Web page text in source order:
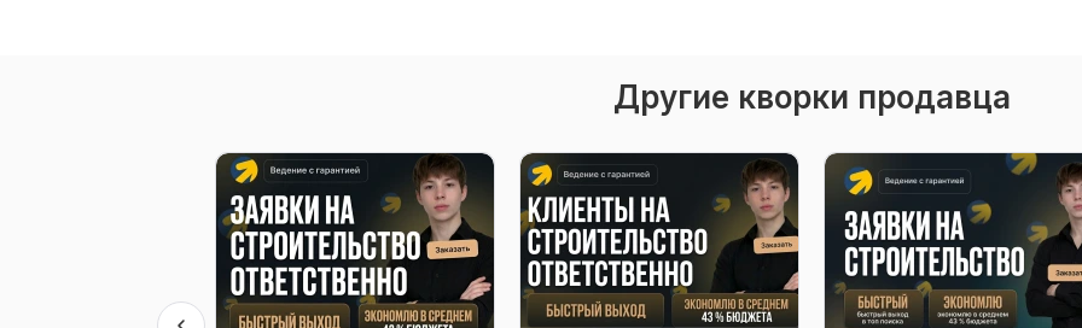
Другие кворки продавца